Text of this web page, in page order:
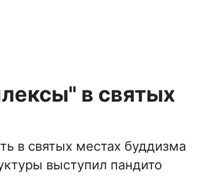
в святых
в святых местах буддизма
выступил пандито